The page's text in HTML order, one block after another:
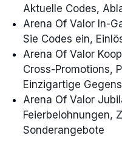
Aktuelle Codes,
Arena Of Valor In-
Sie Codes ein,
Arena Of Valor
Cross-Promotions,
Einzigartige
Arena Of Valor
Feierbelohnungen,
Sonderangebote